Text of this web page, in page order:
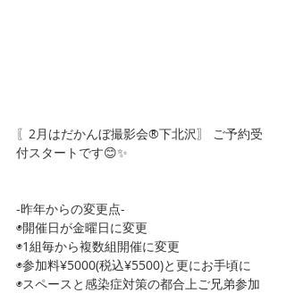
〖2月はだかんぼ撮影会®下北沢〗 ご予約受
付スタートです😊✨
-昨年からの変更点-
◉開催日が金曜日に変更
◉1組毎から複数組開催に変更
◉参加料¥5000(税込¥5500)と更にお手頃に
◉スペースと感染症対策の都合上ご兄弟参加